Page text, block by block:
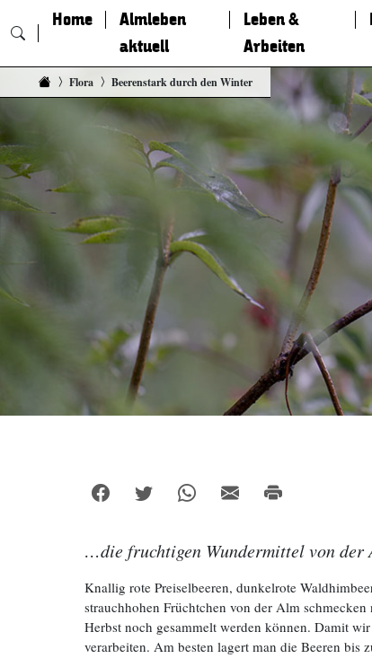
Zum Inhalt springen
Home
Almleben
aktuell
Leben &
Arbeiten
Flora Beerenstark durch den Winter
…die fruchtigen Wundermittel von der
Knallig rote Preiselbeeren, dunkelrote
strauchhohen Früchtchen von der Alm
Herbst noch gesammelt werden können. Damit
verarbeiten. Am besten lagert man die Beeren bis